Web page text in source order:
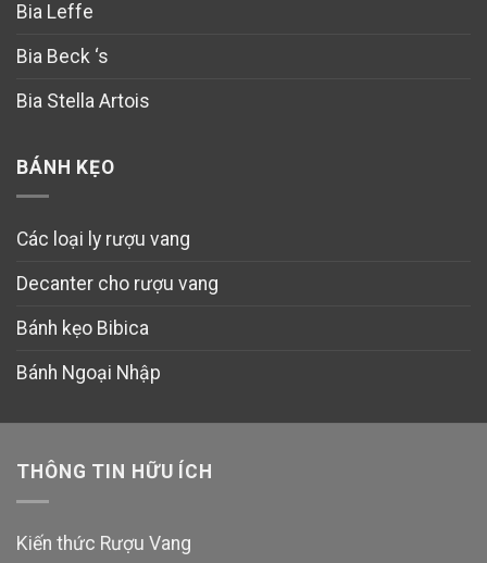
Bia Leffe
Bia Beck ‘s
Bia Stella Artois
BÁNH KẸO
Các loại ly rượu vang
Decanter cho rượu vang
Bánh kẹo Bibica
Bánh Ngoại Nhập
THÔNG TIN HỮU ÍCH
Kiến thức Rượu Vang